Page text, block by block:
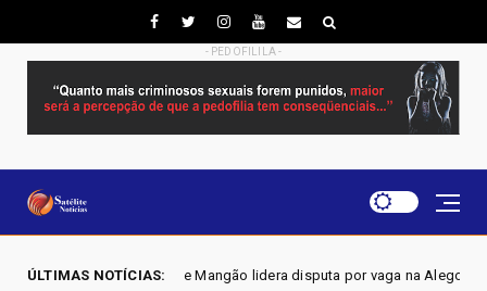
- PEDOFILILA -
ÚLTIMAS NOTÍCIAS:
Mangão lidera disputa por vaga na Alego em Novo Gama, aponta